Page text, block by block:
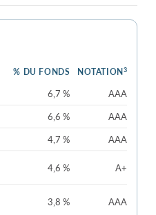
% DU FONDS NOTATION3
6,7 %
AAA
6,6 %
AAA
4,7 %
AAA
4,6 % A+
3,8 % AAA